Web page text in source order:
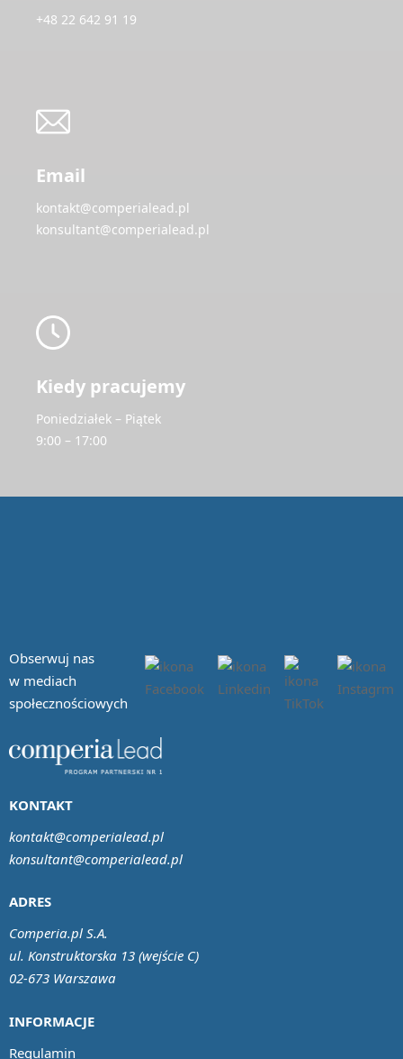
+48 22 642 91 19
Email
kontakt@comperialead.pl
konsultant@comperialead.pl
Kiedy pracujemy
Poniedziałek – Piątek
9:00 – 17:00
Obserwuj nas
w mediach
społecznościowych
INFORMACJE
Regulamin
ADRES
Comperia.pl S.A.
ul. Konstruktorska 13 (wejście C)
02-673 Warszawa
KONTAKT
kontakt@comperialead.pl
konsultant@comperialead.pl